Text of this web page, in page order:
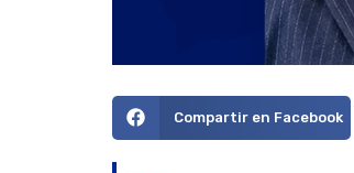
Compartir en Facebook